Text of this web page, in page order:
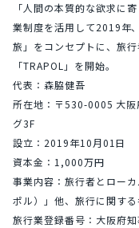
「人間の本質的な欲求に
業制度を活用して2019年
旅」をコンセプトに、旅
「TRAPOL」を開始。
代表：森脇健吾
所在地：〒530-0005 大
グ3F
設立：2019年10月01日
資本金：1,000万円
事業内容：旅行者とロー
ポル）」他、旅行に関す
旅行業登録番号：大阪府